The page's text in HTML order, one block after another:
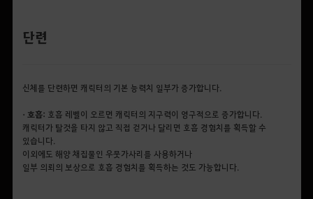
단련
신체를 단련하면 캐릭터의 기본 능력치 일부가 증가합니다.
• 호흡: 호흡 레벨이 오르면 캐릭터의 지구력이 영구적으로 증가합니다.
캐릭터가 탈것을 타지 않고 직접 걷거나 달리면 호흡 경험치를 획득할 수
있습니다.
이외에도 해양 채집물인 우뭇가사리를 사용하거나
일부 의뢰의 보상으로 호흡 경험치를 획득하는 것도 가능합니다.